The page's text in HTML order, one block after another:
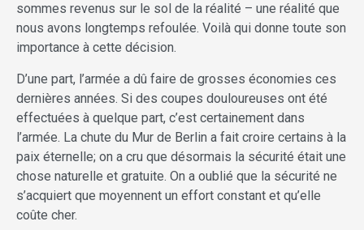
sommes revenus sur le sol de la réalité – une réalité que
nous avons longtemps refoulée. Voilà qui donne toute son
importance à cette décision.
D’une part, l’armée a dû faire de grosses économies ces
dernières années. Si des coupes douloureuses ont été
effectuées à quelque part, c’est certainement dans
l’armée. La chute du Mur de Berlin a fait croire certains à la
paix éternelle; on a cru que désormais la sécurité était une
chose naturelle et gratuite. On a oublié que la sécurité ne
s’acquiert que moyennent un effort constant et qu’elle
coûte cher.